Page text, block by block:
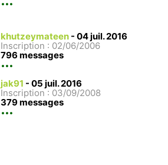
khutzeymateen - 04 juil. 2016
Inscription : 02/06/2006
796 messages
jak91 - 05 juil. 2016
Inscription : 03/09/2008
379 messages